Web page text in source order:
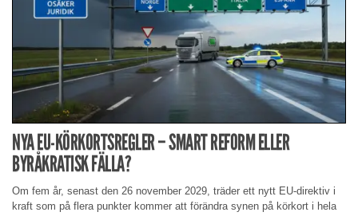
NYA EU-KÖRKORTSREGLER – SMART REFORM ELLER
BYRÅKRATISK FÄLLA?
Om fem år, senast den 26 november 2029, träder ett nytt EU-direktiv i
kraft som på flera punkter kommer att förändra synen på körkort i hela